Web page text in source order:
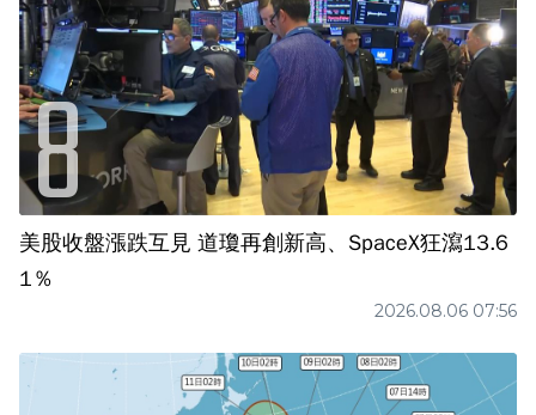
美股收盤漲跌互見 道瓊再創新高、SpaceX狂瀉13.6
1％
2026.08.06 07:56